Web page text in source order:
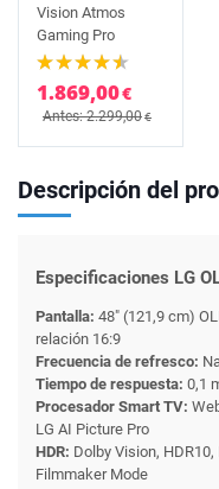
Vision Atmos
Gaming Pro
1.869,00€
Antes: 2.299,00€
Descripción del
Especificaciones LG
Pantalla: 48" (121,9 cm)
relación 16:9
Frecuencia de refresco:
Tiempo de respuesta: 0,1
Procesador Smart TV:
LG AI Picture Pro
HDR: Dolby Vision,
Filmmaker Mode